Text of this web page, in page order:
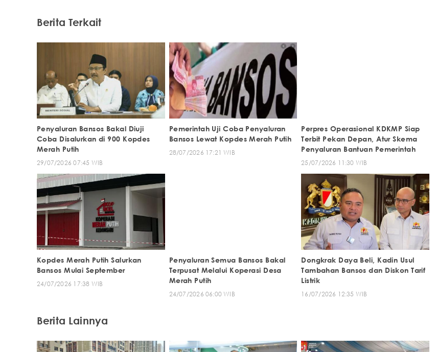
Berita Terkait
Penyaluran Bansos Bakal Diuji
Coba Disalurkan di 900 Kopdes
Merah Putih
29/07/2026 07:45 WIB
Pemerintah Uji Coba Penyaluran
Bansos Lewat Kopdes Merah Putih
28/07/2026 17:21 WIB
Perpres Operasional KDKMP Siap
Terbit Pekan Depan, Atur Skema
Penyaluran Bantuan Pemerintah
25/07/2026 11:30 WIB
Kopdes Merah Putih Salurkan
Bansos Mulai September
24/07/2026 17:38 WIB
Penyaluran Semua Bansos Bakal
Terpusat Melalui Koperasi Desa
Merah Putih
24/07/2026 06:00 WIB
Dongkrak Daya Beli, Kadin Usul
Tambahan Bansos dan Diskon Tarif
Listrik
16/07/2026 12:35 WIB
Berita Lainnya